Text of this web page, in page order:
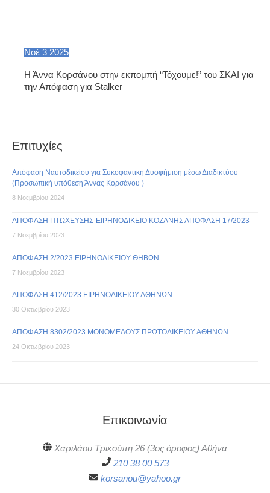
Νοέ 3 2025
Η Άννα Κορσάνου στην εκπομπή “Τόχουμε!” του ΣΚΑΙ για
την Απόφαση για Stalker
Επιτυχίες
Απόφαση Ναυτοδικείου για Συκοφαντική Δυσφήμιση μέσω Διαδικτύου
(Προσωπική υπόθεση Άννας Κορσάνου )
8 Νοεμβρίου 2024
ΑΠΟΦΑΣΗ ΠΤΩΧΕΥΣΗΣ-ΕΙΡΗΝΟΔΙΚΕΙΟ ΚΟΖΑΝΗΣ ΑΠΟΦΑΣΗ 17/2023
7 Νοεμβρίου 2023
ΑΠΟΦΑΣΗ 2/2023 ΕΙΡΗΝΟΔΙΚΕΙΟΥ ΘΗΒΩΝ
7 Νοεμβρίου 2023
ΑΠΟΦΑΣΗ 412/2023 ΕΙΡΗΝΟΔΙΚΕΙΟΥ ΑΘΗΝΩΝ
30 Οκτωβρίου 2023
ΑΠΟΦΑΣΗ 8302/2023 ΜΟΝΟΜΕΛΟΥΣ ΠΡΩΤΟΔΙΚΕΙΟΥ ΑΘΗΝΩΝ
24 Οκτωβρίου 2023
Επικοινωνία
Χαριλάου Τρικούπη 26 (3ος όροφος) Αθήνα
210 38 00 573
korsanou@yahoo.gr